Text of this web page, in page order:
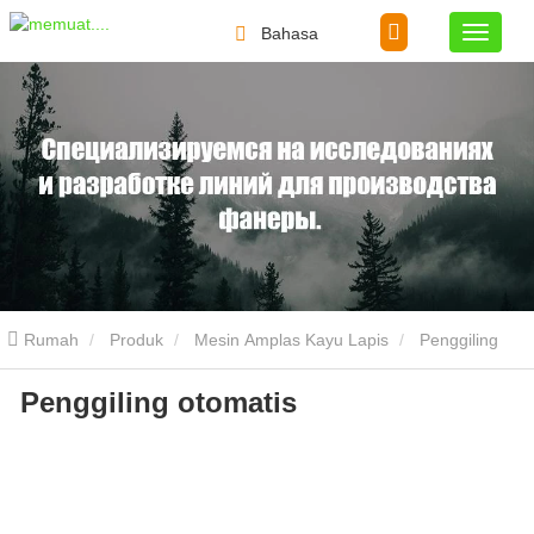
Bahasa
Rumah Produk Mesin Amplas Kayu Lapis
otomatis
Penggiling otomatis